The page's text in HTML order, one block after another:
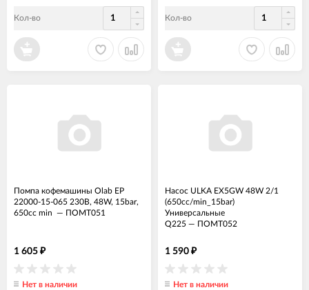
Кол-во Кол-во
Помпа кофемашины Olab EP
22000-15-065 230В, 48W, 15bar,
650cc min — ПОМТ051
1 605 ₽
Нет в наличии
Насос ULKA EX5GW 48W 2/1
(650cc/min_15bar)
Универсальные
Q225 — ПОМТ052
1 590 ₽
Нет в наличии